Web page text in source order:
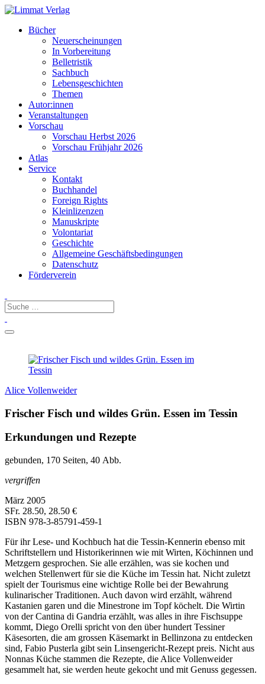
Bücher
Neuerscheinungen
In Vorbereitung
Belletristik
Sachbuch
Lebensgeschichten
Themen
Autor:innen
Veranstaltungen
Vorschau
Vorschau Herbst 2026
Vorschau Frühjahr 2026
Atlas
Service
Kontakt
Buchhandel
Foreign Rights
Kleinlizenzen
Manuskripte
Volontariat
Geschichte
Allgemeine Geschäftsbedingungen
Datenschutz
Förderverein
Alice Vollenweider
Frischer Fisch und wildes Grün. Essen im Tessin
Erkundungen und Rezepte
gebunden, 170 Seiten, 40 Abb.
vergriffen
März 2005
SFr. 28.50, 28.50 €
ISBN 978-3-85791-459-1
Für ihr Lese- und Kochbuch hat die Tessin-Kennerin ebenso mit
Schriftstellern und Historikerinnen wie mit Wirten, Köchinnen und
Metzgern gesprochen. Sie alle erzählen, was sie kochen und
welchen Stellenwert für sie die Küche im Tessin hat. Nicht zuletzt
spielt der Tourismus eine wichtige Rolle bei der Bewahrung
kulinarischer Traditionen. Auch davon wird erzählt, während
Kastanien garen und die Minestrone im Topf köchelt. Die Wirtin
von der Cantina di Gandria erzählt, was alles in ihre Fischsuppe
kommt, Diego Orelli spricht von den über hundert Tessiner
Käsesorten, die am grossen Käsemarkt in Bellinzona zu entdecken
sind, Fabio Pusterla gibt sein Linsengericht-Rezept preis. Nicht aus
Nonnas Küche stammen die Rezepte, die Alice Vollenweider
gesammelt hat, sie werden heute gekocht und mit Genuss gegessen.